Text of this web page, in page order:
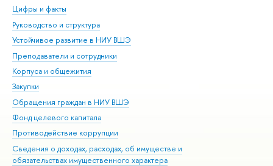
Цифры и факты
Руководство и структура
Устойчивое развитие в НИУ ВШЭ
Преподаватели и сотрудники
Корпуса и общежития
Закупки
Обращения граждан в НИУ ВШЭ
Фонд целевого капитала
Противодействие коррупции
Сведения о доходах, расходах, об имуществе и
обязательствах имущественного характера